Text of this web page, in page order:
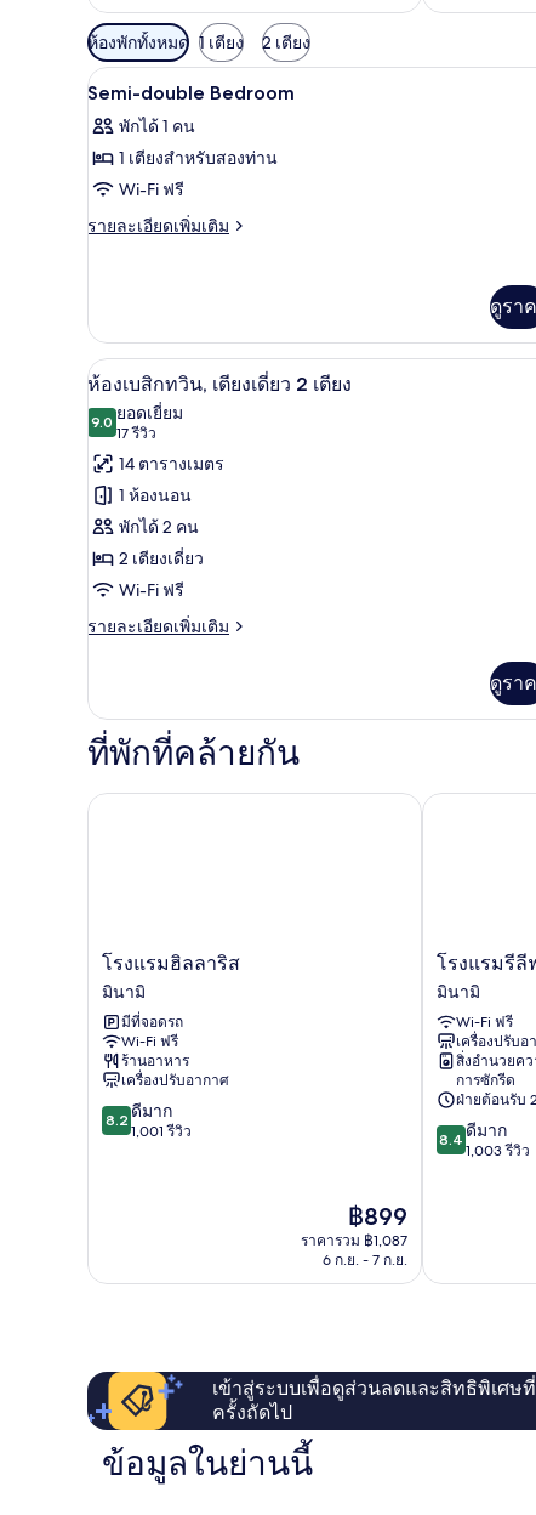
ตัว
กรอง
ที่
มี
ให้
สำหรับ
ห้อง
ห้องพักทั้งหมด 1 เตียง 2 เตียง
เปิด
ภาพถ่าย
ทั้งหมด
ของ
Semi-
ผ้านวมขนเป็ด, ตู้นิรภัยในห้อ
2
Semi-double Bedroom
พักได้ 1 คน
1 เตียงสำหรับสองท่าน
Wi-Fi ฟรี
รายละเอียดเพิ่มเติม
ราย
กับ
Semi-
double
Bedroom
ดูรา
เปิด
ภาพถ่าย
ทั้งหมด
ของ
ห้อง
เบสิ
ก
ทวิน,
2
เตียง
ห้องเบสิกทวิน, เตียงเดี่ยว 2
7
ห้องเบสิกทวิน, เตียงเดี่ยว 2 เตียง
9.09.0 จาก 10
ยอดเยี่ยม
17 รีวิว
(17
รีวิว)
14 ตารางเมตร
1 ห้องนอน
พักได้ 2 คน
2 เตียงเดี่ยว
Wi-Fi ฟรี
รายละเอียดเพิ่มเติม
ราย
เกี่ยว
กับ
ห้อง
ก
ดูรา
ที่พักที่คล้ายกัน
โรง
แรม
ฮิ
ล
ลา
ริส
มิ
นามิ
โรงแรมฮิลลาริส
มินามิ
มีที่จอดรถ
Wi-Fi ฟรี
ร้านอาหาร
เครื่องปรับอากาศ
8.2
จาก
8.2 ดีมาก
1,001 รีวิว
ราคา
ปัจจุบัน
คือ
฿899
ราคารวม ฿1,087
6 ก.ย. - 7 ก.ย.
โรงแรมฮิลลาริส
โรงแรม
รี
ลีฟ
นัมบะ
ได
โกะ
กุโช
มิ
นามิ
โรงแรมรีลี
มินามิ
Wi-Fi ฟรี
เครื่องปรับอ
สิ่งอำนวยค
การซักรีด
ฝ่ายต้อนรับ
8.4
จาก
8.4 ดีมาก
1,003 รีวิว
โรงแรมรีลีฟ
เข้าสู่ระบบเพื่อดูส่วนลดและสิทธิพิเศษ
ครั้งถัดไป
ข้อมูลในย่านนี้